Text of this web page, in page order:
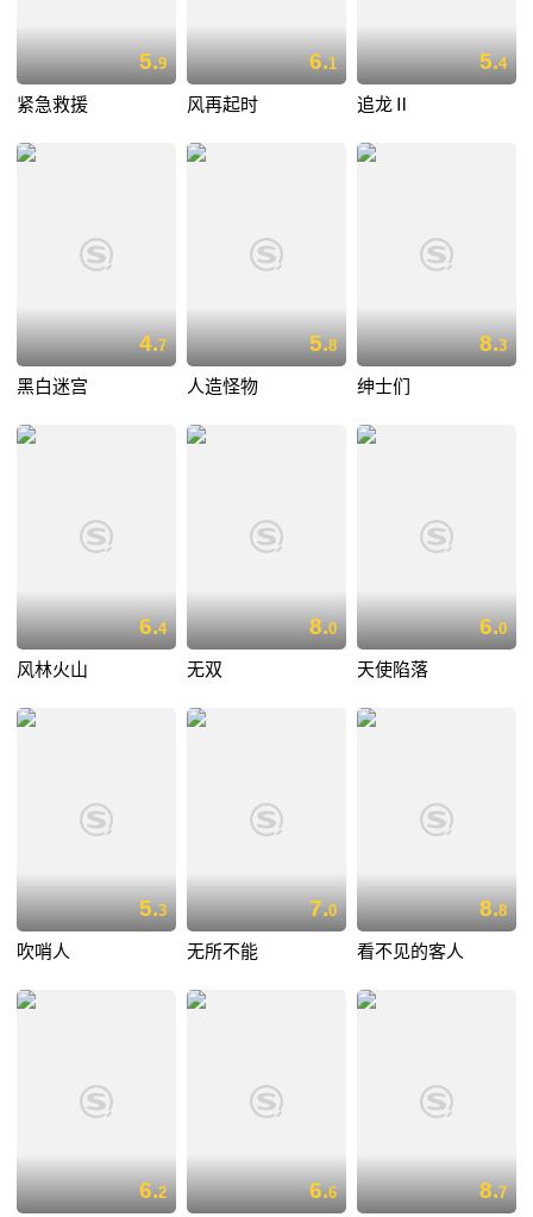
5.9
紧急救援
6.1
风再起时
5.4
追龙Ⅱ
4.7
黑白迷宫
5.8
人造怪物
8.3
绅士们
6.4
风林火山
8.0
无双
6.0
天使陷落
5.3
吹哨人
7.0
无所不能
8.8
看不见的客人
6.2 6.6 8.7